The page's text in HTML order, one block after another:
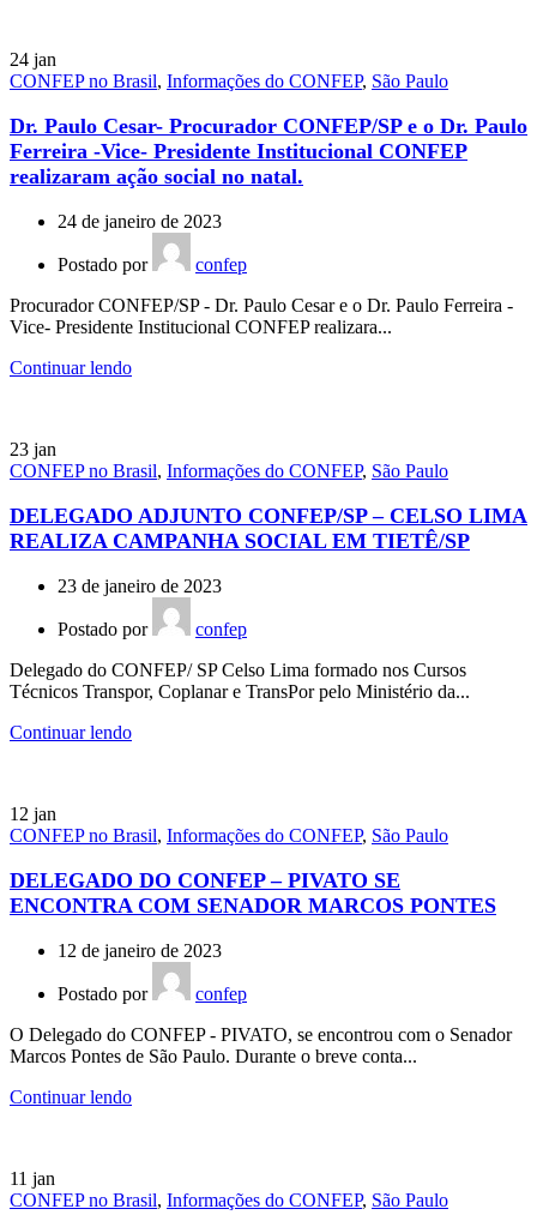
24 jan
CONFEP no Brasil, Informações do CONFEP, São Paulo
Dr. Paulo Cesar- Procurador CONFEP/SP e o Dr. Paulo
Ferreira -Vice- Presidente Institucional CONFEP
realizaram ação social no natal.
24 de janeiro de 2023
Postado por
confep
Procurador CONFEP/SP - Dr. Paulo Cesar e o Dr. Paulo Ferreira -
Vice- Presidente Institucional CONFEP realizara...
Continuar lendo
23 jan
CONFEP no Brasil, Informações do CONFEP, São Paulo
DELEGADO ADJUNTO CONFEP/SP – CELSO LIMA
REALIZA CAMPANHA SOCIAL EM TIETÊ/SP
23 de janeiro de 2023
Postado por
confep
Delegado do CONFEP/ SP Celso Lima formado nos Cursos
Técnicos Transpor, Coplanar e TransPor pelo Ministério da...
Continuar lendo
12 jan
CONFEP no Brasil, Informações do CONFEP, São Paulo
DELEGADO DO CONFEP – PIVATO SE
ENCONTRA COM SENADOR MARCOS PONTES
12 de janeiro de 2023
Postado por
confep
O Delegado do CONFEP - PIVATO, se encontrou com o Senador
Marcos Pontes de São Paulo. Durante o breve conta...
Continuar lendo
11 jan
CONFEP no Brasil, Informações do CONFEP, São Paulo